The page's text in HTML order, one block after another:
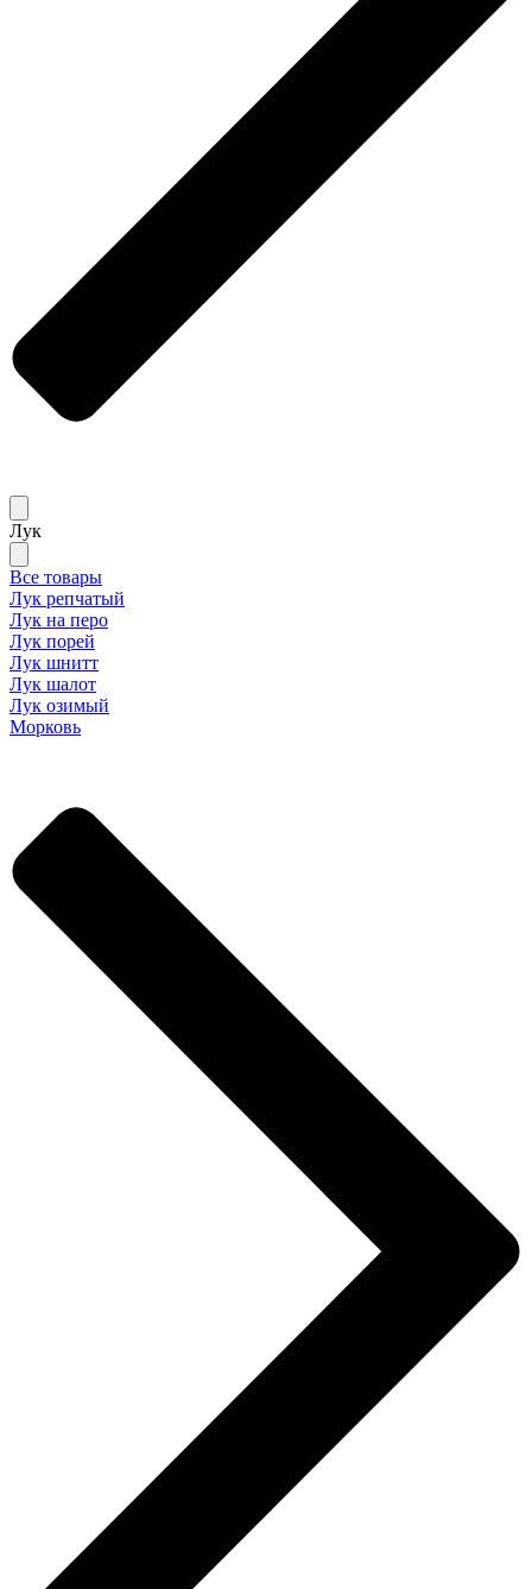
Лук
Все товары
Лук репчатый
Лук на перо
Лук порей
Лук шнитт
Лук шалот
Лук озимый
Морковь